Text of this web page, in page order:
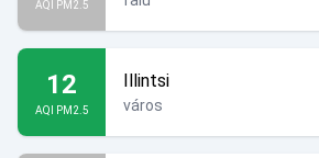
AQI PM2.5
12
AQI PM2.5
Illintsi
város